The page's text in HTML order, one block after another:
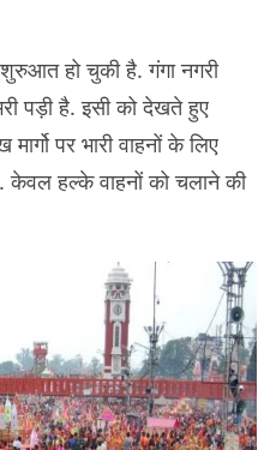
हो चुकी है. गंगा नगरी
पड़ी है. इसी को देखते हुए
पर भारी वाहनों के लिए
केवल हल्के वाहनों को चलाने की